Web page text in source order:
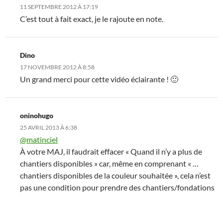
11 SEPTEMBRE 2012 À 17:19
C’est tout à fait exact, je le rajoute en note.
Dino
17 NOVEMBRE 2012 À 8:58
Un grand merci pour cette vidéo éclairante ! 🙂
oninohugo
25 AVRIL 2013 À 6:38
@matinciel
À votre MAJ, il faudrait effacer « Quand il n’y a plus de
chantiers disponibles » car, même en comprenant « …
chantiers disponibles de la couleur souhaitée », cela n’est
pas une condition pour prendre des chantiers/fondations